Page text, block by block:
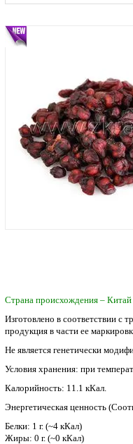
Страна происхождения – Китай
Изготовлено в соответствии
продукция в части ее
Не является генетически
Условия хранения: при
Калорийность: 11.1 кКал.
Энергетическая ценность
Белки: 1 г. (~4 кКал)
Жиры: 0 г. (~0 кКал)